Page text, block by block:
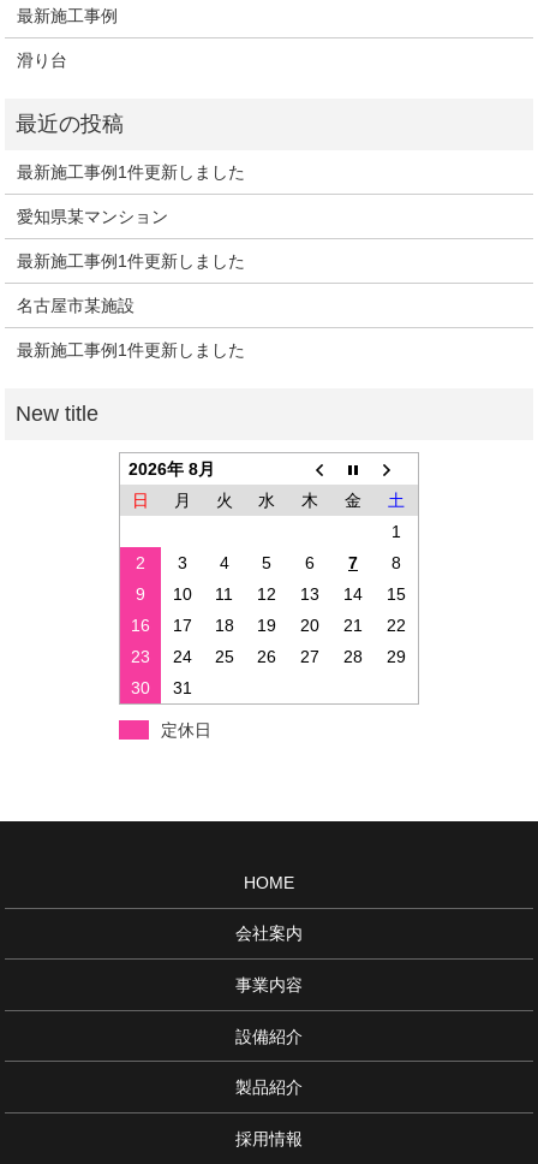
最新施工事例
滑り台
最新施工事例1件更新しました
愛知県某マンション
最新施工事例1件更新しました
名古屋市某施設
最新施工事例1件更新しました
2026年 8月
日
月 火 水 木 金
土
1
2
3 4 5 6 7
8
9
10 11 12 13 14
15
16
17 18 19 20 21
22
23
24 25 26 27 28
29
30
31
定休日
HOME
会社案内
事業内容
設備紹介
製品紹介
採用情報